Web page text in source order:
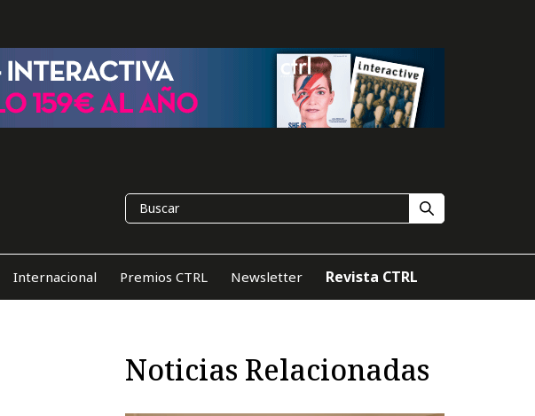
Internacional Premios CTRL Newsletter Revista CTRL
Noticias Relacionadas